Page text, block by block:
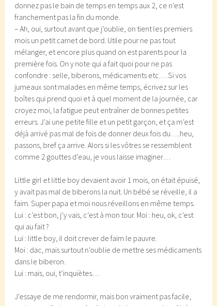
donnez pas le bain de temps en temps aux 2, ce n’est
franchement pas la fin du monde.
– Ah, oui, surtout avant que j’oublie, on tient les premiers
mois un petit carnet de bord. Utile pour ne pas tout
mélanger, et encore plus quand on est parents pour la
première fois. On y note qui a fait quoi pour ne pas
confondre : selle, biberons, médicaments etc… Si vos
jumeaux sont malades en même temps, écrivez sur les
boîtes qui prend quoi et à quel moment de la journée, car
croyez moi, la fatigue peut entraîner de bonnes petites
erreurs. J’ai une petite fille et un petit garçon, et ça m’est
déjà arrivé pas mal de fois de donner deux fois du….heu,
passons, bref ça arrive. Alors si les vôtres se ressemblent
comme 2 gouttes d’eau, je vous laisse imaginer…
Little girl et little boy devaient avoir 1 mois, on était épuisé,
y avait pas mal de biberons la nuit. Un bébé se réveille, il a
faim. Super papa et moi nous réveillons en même temps.
Lui : c’est bon, j’y vais, c’est à mon tour. Moi : heu, ok, c’est
qui au fait ?
Lui : little boy, il doit crever de faim le pauvre.
Moi : dac, mais surtout n’oublie de mettre ses médicaments
dans le biberon.
Lui : mais, oui, t’inquiètes…
J’essaye de me rendormir, mais bon vraiment pas facile,